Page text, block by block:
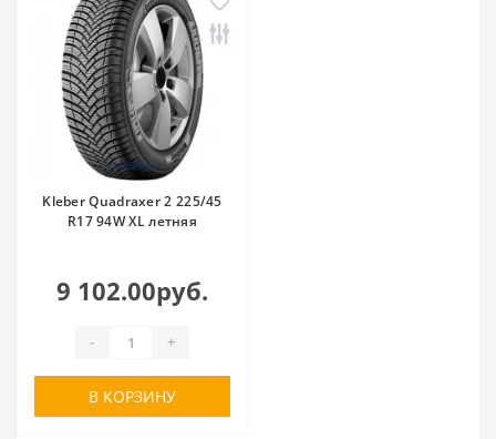
Kleber Quadraxer 2 225/45
R17 94W XL летняя
9 102.00руб.
- +
В КОРЗИНУ